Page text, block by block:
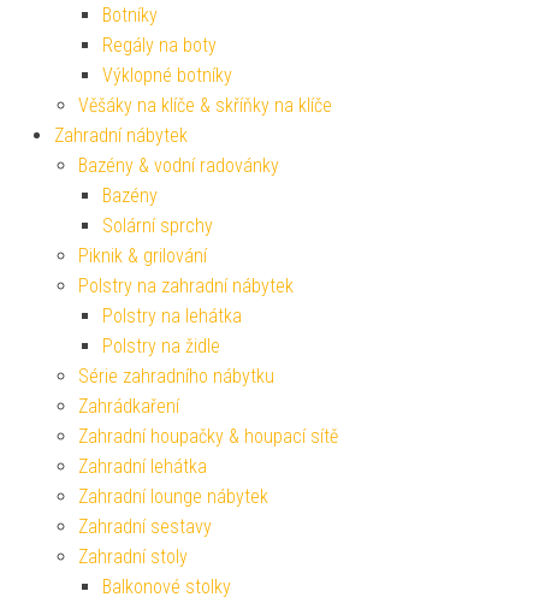
Botníky
Regály na boty
Výklopné botníky
Věšáky na klíče & skříňky na klíče
Zahradní nábytek
Bazény & vodní radovánky
Bazény
Solární sprchy
Piknik & grilování
Polstry na zahradní nábytek
Polstry na lehátka
Polstry na židle
Série zahradního nábytku
Zahrádkaření
Zahradní houpačky & houpací sítě
Zahradní lehátka
Zahradní lounge nábytek
Zahradní sestavy
Zahradní stoly
Balkonové stolky